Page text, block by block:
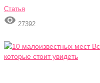
Статья
 27392